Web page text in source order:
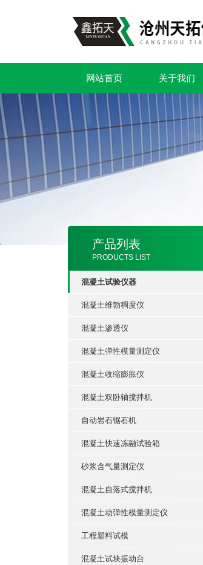
网站首页 关于我们
产品列表
PRODUCTS LIST
混凝土试验仪器
混凝土维勃稠度仪
混凝土渗透仪
混凝土弹性模量测定仪
混凝土收缩膨胀仪
混凝土双卧轴搅拌机
自动岩石锯石机
混凝土快速冻融试验箱
砂浆含气量测定仪
混凝土自落式搅拌机
混凝土动弹性模量测定仪
工程塑料试模
混凝土试块振动台